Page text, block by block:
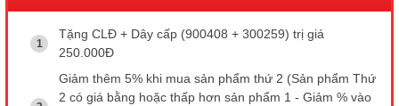
Tặng CLĐ + Dây cấp (900408 + 300259) trị giá
250.000Đ
Giảm thêm 5% khi mua sản phẩm thứ 2 (Sản phẩm Thứ
2 có giá bằng hoặc thấp hơn sản phẩm 1 - Giảm % vào